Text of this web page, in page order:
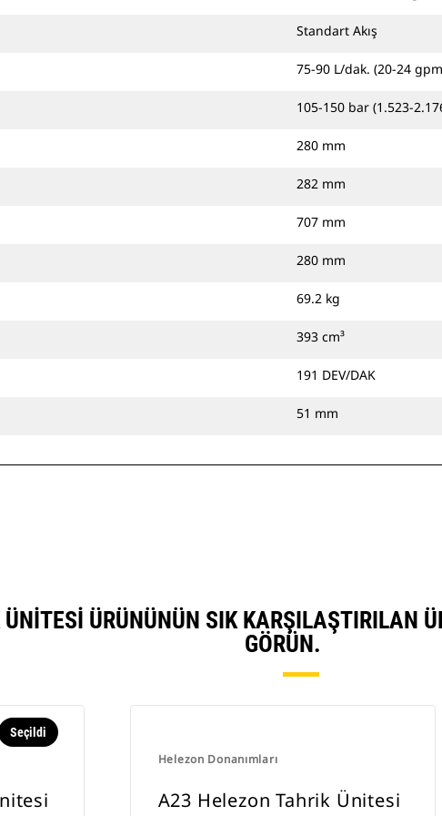
Standart Akış
75-90 L/dak. (20-24
105-150 bar (1.523-
280 mm
282 mm
707 mm
280 mm
69.2 kg
393 cm³
191 DEV/DAK
51 mm
ÜRÜNÜNÜN SIK KARŞILAŞTIRILAN
GÖRÜN.
Seçildi
Helezon Donanımları
A23 Helezon Tahrik Ünitesi